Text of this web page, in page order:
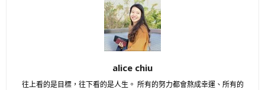
alice chiu
往上看的是目標，往下看的是人生。 所有的努力都會熬成幸運、所有的